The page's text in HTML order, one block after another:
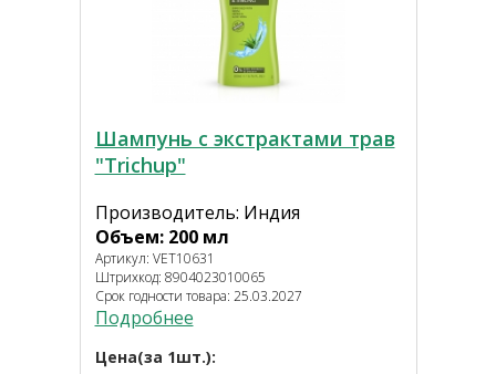
Шампунь с экстрактами трав
"Trichup"
Производитель: Индия
Объем: 200 мл
Артикул: VET10631
Штрихкод: 8904023010065
Срок годности товара: 25.03.2027
Подробнее
Цена(за 1шт.):